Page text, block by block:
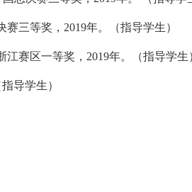
赛三等奖， 2019年。（指导学生）
江赛区一等奖， 2019年。（指导学生
导学生）